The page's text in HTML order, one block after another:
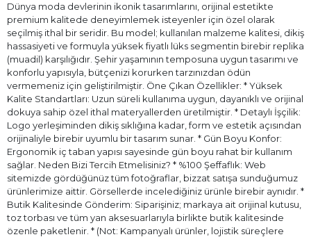
Dünya moda devlerinin ikonik tasarımlarını, orijinal estetikte
premium kalitede deneyimlemek isteyenler için özel olarak
seçilmiş ithal bir seridir. Bu model; kullanılan malzeme kalitesi, dikiş
hassasiyeti ve formuyla yüksek fiyatlı lüks segmentin birebir replika
(muadil) karşılığıdır. Şehir yaşamının temposuna uygun tasarımı ve
konforlu yapısıyla, bütçenizi korurken tarzınızdan ödün
vermemeniz için geliştirilmiştir. Öne Çıkan Özellikler: * Yüksek
Kalite Standartları: Uzun süreli kullanıma uygun, dayanıklı ve orijinal
dokuya sahip özel ithal materyallerden üretilmiştir. * Detaylı İşçilik:
Logo yerleşiminden dikiş sıklığına kadar, form ve estetik açısından
orijinaliyle birebir uyumlu bir tasarım sunar. * Gün Boyu Konfor:
Ergonomik iç taban yapısı sayesinde gün boyu rahat bir kullanım
sağlar. Neden Bizi Tercih Etmelisiniz? * %100 Şeffaflık: Web
sitemizde gördüğünüz tüm fotoğraflar, bizzat satışa sunduğumuz
ürünlerimize aittir. Görsellerde incelediğiniz ürünle birebir aynıdır. *
Butik Kalitesinde Gönderim: Siparişiniz; markaya ait orijinal kutusu,
toz torbası ve tüm yan aksesuarlarıyla birlikte butik kalitesinde
özenle paketlenir. * (Not: Kampanyalı ürünler, lojistik süreçlere